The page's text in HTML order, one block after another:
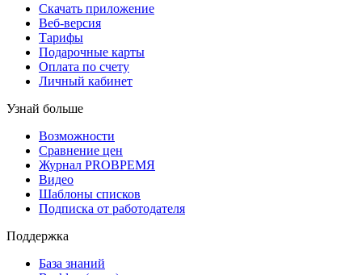
Скачать приложение
Веб-версия
Тарифы
Подарочные карты
Оплата по счету
Личный кабинет
Узнай больше
Возможности
Сравнение цен
Журнал PROВРЕМЯ
Видео
Шаблоны списков
Подписка от работодателя
Поддержка
База знаний